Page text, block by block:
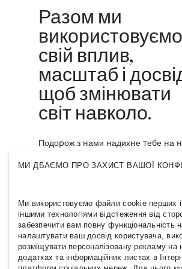
Разом ми
використовуємо
свій вплив,
масштаб і
щоб змінювати
світ навколо.
Подорож з нами надихне тебе на
дасть змогу зробити внесок у більш
привести.
МИ ДБАЄМО ПРО ЗАХИСТ ВАШОЇ
Ми використовуємо файли cookie перших і
іншими технологіями відстеження від
забезпечити вам повну функціональність
налаштувати ваш досвід користувача,
розміщувати персоналізовану рекламу
додатках та інформаційних листах в